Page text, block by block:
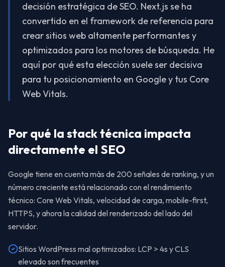
decisión estratégica de SEO. Next.js se ha
convertido en el framework de referencia para
crear sitios web altamente performantes y
optimizados para los motores de búsqueda. He
aquí por qué esta elección suele ser decisiva
para tu posicionamiento en Google y tus Core
Web Vitals.
Por qué la stack técnica impacta
directamente el SEO
Google tiene en cuenta más de 200 señales de ranking, y un
número creciente está relacionado con el rendimiento
técnico: Core Web Vitals, velocidad de carga, mobile-first,
HTTPS, y ahora la calidad del renderizado del lado del
servidor.
Sitios WordPress mal optimizados: LCP > 4s y CLS
elevado son frecuentes